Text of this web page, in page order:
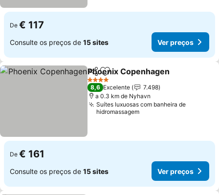
De € 117
Consulte os preços de 15 sites Ver preços
PartilharAdicionar aos favoritos
Phoenix Copenhagen
4 Estrelas
8,6 Excelente
7.498
a 0.3 km de Nyhavn
Suítes luxuosas com banheira de
hidromassagem
De € 161
Consulte os preços de 15 sites Ver preços